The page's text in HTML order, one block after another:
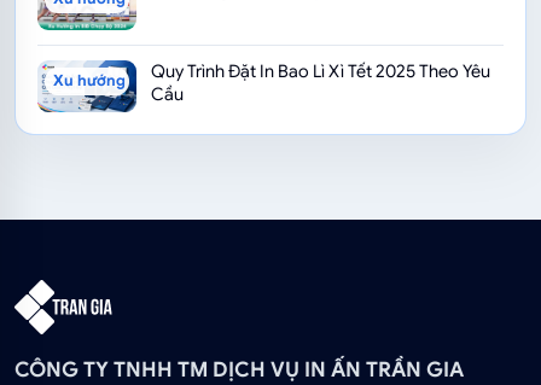
Xu hướng ngành inQuy Trình Đặt In Bao Lì Xì Tết 2025 Theo Yêu
Cầu
CÔNG TY TNHH TM DỊCH VỤ IN ẤN TRẦN GIA